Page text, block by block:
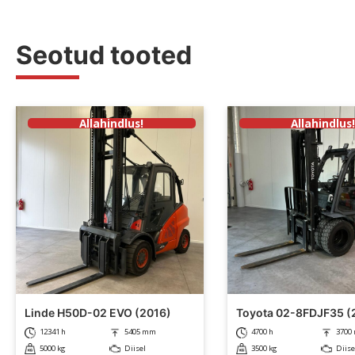
Seotud tooted
Allahindlus!
Linde H50D-02 EVO (2016)
12341 h
5405 mm
5000 kg
Diisel
Allahindlus!
Toyota 02-8FDJF35
4700 h
3700
3500 kg